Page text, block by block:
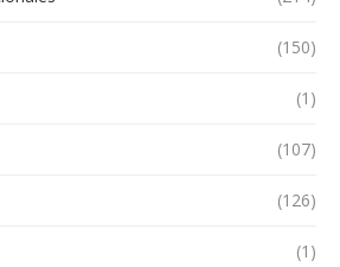
(150)
(1)
(107)
(126)
(1)